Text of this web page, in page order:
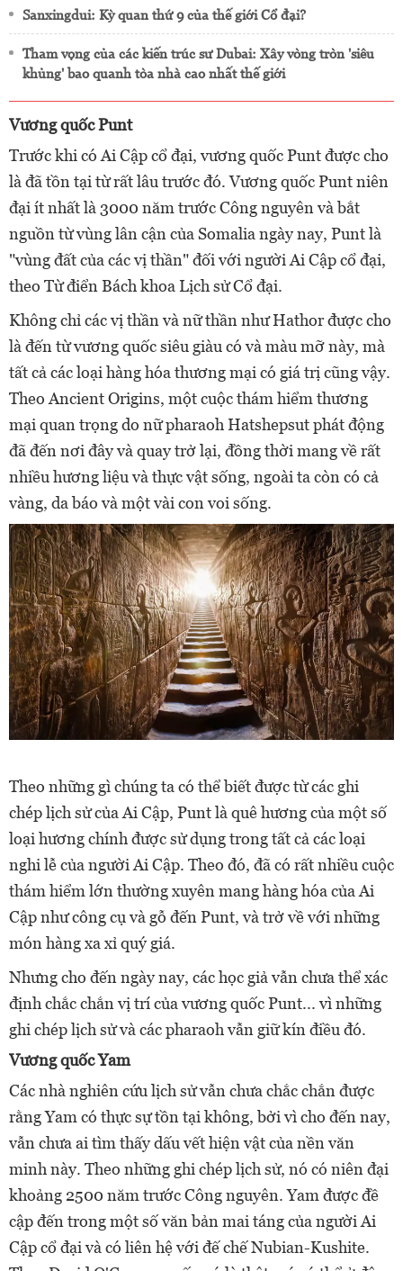
Sanxingdui: Kỳ quan thứ 9 của thế giới Cổ đại?
Tham vọng của các kiến trúc sư Dubai: Xây vòng tròn 'siêu
khủng' bao quanh tòa nhà cao nhất thế giới
Vương quốc Punt
Trước khi có Ai Cập cổ đại, vương quốc Punt được cho
là đã tồn tại từ rất lâu trước đó. Vương quốc Punt niên
đại ít nhất là 3000 năm trước Công nguyên và bắt
nguồn từ vùng lân cận của Somalia ngày nay, Punt là
"vùng đất của các vị thần" đối với người Ai Cập cổ đại,
theo Từ điển Bách khoa Lịch sử Cổ đại.
Không chỉ các vị thần và nữ thần như Hathor được cho
là đến từ vương quốc siêu giàu có và màu mỡ này, mà
tất cả các loại hàng hóa thương mại có giá trị cũng vậy.
Theo Ancient Origins, một cuộc thám hiểm thương
mại quan trọng do nữ pharaoh Hatshepsut phát động
đã đến nơi đây và quay trở lại, đồng thời mang về rất
nhiều hương liệu và thực vật sống, ngoài ta còn có cả
vàng, da báo và một vài con voi sống.
Theo những gì chúng ta có thể biết được từ các ghi
chép lịch sử của Ai Cập, Punt là quê hương của một số
loại hương chính được sử dụng trong tất cả các loại
nghi lễ của người Ai Cập. Theo đó, đã có rất nhiều cuộc
thám hiểm lớn thường xuyên mang hàng hóa của Ai
Cập như công cụ và gỗ đến Punt, và trở về với những
món hàng xa xỉ quý giá.
Nhưng cho đến ngày nay, các học giả vẫn chưa thể xác
định chắc chắn vị trí của vương quốc Punt... vì những
ghi chép lịch sử và các pharaoh vẫn giữ kín điều đó.
Vương quốc Yam
Các nhà nghiên cứu lịch sử vẫn chưa chắc chắn được
rằng Yam có thực sự tồn tại không, bởi vì cho đến nay,
vẫn chưa ai tìm thấy dấu vết hiện vật của nền văn
minh này. Theo những ghi chép lịch sử, nó có niên đại
khoảng 2500 năm trước Công nguyên. Yam được đề
cập đến trong một số văn bản mai táng của người Ai
Cập cổ đại và có liên hệ với đế chế Nubian-Kushite.